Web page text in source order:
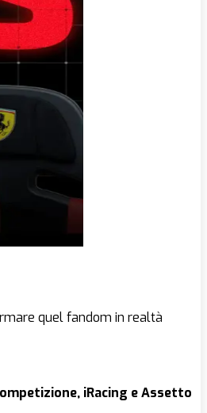
quel fandom in realtà
iRacing e Assetto